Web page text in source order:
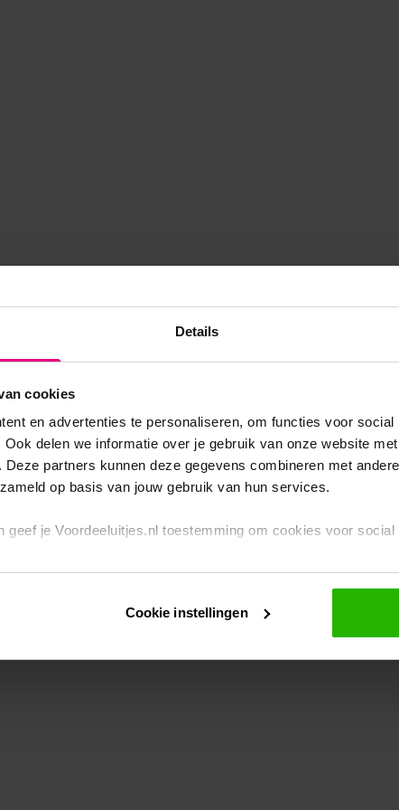
Details
cookies
en advertenties te personaliseren, om functies voor
delen we informatie over je gebruik van onze website
partners kunnen deze gegevens combineren met
op basis van jouw gebruik van hun services.
geef je Voordeeluitjes.nl toestemming om cookies voor
ook zelf instellen welke cookies worden geplaatst. Je kunt je
.
Cookie instellingen
has occurred while loadingwww.voordeeluitjes.nl (see the